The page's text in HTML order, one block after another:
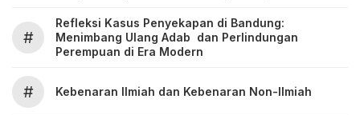
#
Refleksi Kasus Penyekapan di Bandung:
Menimbang Ulang Adab dan Perlindungan
Perempuan di Era Modern
# Kebenaran Ilmiah dan Kebenaran Non-Ilmiah